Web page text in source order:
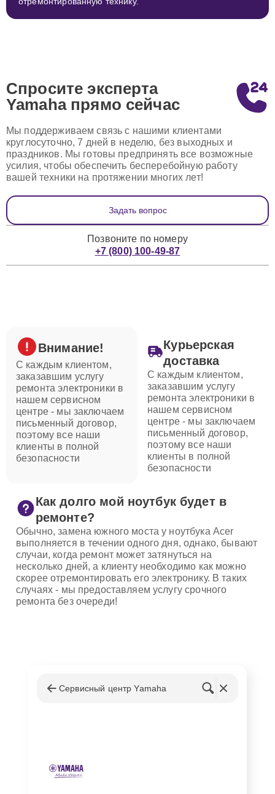
Спросите эксперта
Yamaha прямо сейчас
Мы поддерживаем связь с нашими клиентами
круглосуточно, 7 дней в неделю, без выходных и
праздников. Мы готовы предпринять все возможные
усилия, чтобы обеспечить бесперебойную работу
вашей техники на протяжении многих лет!
Задать вопрос
Позвоните по номеру
+7 (800) 100-49-87
Внимание!
С каждым клиентом,
заказавшим услугу
ремонта электроники в
нашем сервисном
центре - мы заключаем
письменный договор,
поэтому все наши
клиенты в полной
безопасности
Курьерская
доставка
С каждым клиентом,
заказавшим услугу
ремонта электроники в
нашем сервисном
центре - мы заключаем
письменный договор,
поэтому все наши
клиенты в полной
безопасности
Как долго мой ноутбук будет в
ремонте?
Обычно, замена южного моста у ноутбука Acer
выполняется в течении одного дня, однако, бывают
случаи, когда ремонт может затянуться на
несколько дней, а клиенту необходимо как можно
скорее отремонтировать его электронику. В таких
случаях - мы предоставляем услугу срочного
ремонта без очереди!
Сервисный центр Yamaha